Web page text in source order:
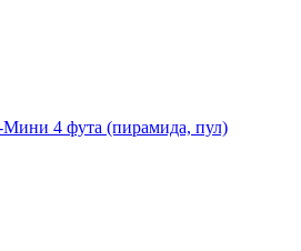
4 фута (пирамида, пул)